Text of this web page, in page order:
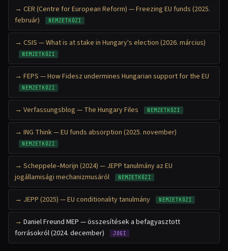
CER (Centre for European Reform) — Freezing EU funds (2025.
február)
NEMZETKÖZI
CSIS — What is at stake in Hungary's election (2026. március)
NEMZETKÖZI
FEPS — How Fidesz undermines Hungarian support for the EU
NEMZETKÖZI
Verfassungsblog — The Hungary Files NEMZETKÖZI
ING Think — EU funds absorption (2025. november)
NEMZETKÖZI
Scheppele–Morijn (2024) — JEPP tanulmány az EU
jogállamisági mechanizmusáról
NEMZETKÖZI
JEPP (2025) — EU conditionality tanulmány NEMZETKÖZI
Daniel Freund MEP — összesítések a befagyasztott
forrásokról (2024. december)
JOGI